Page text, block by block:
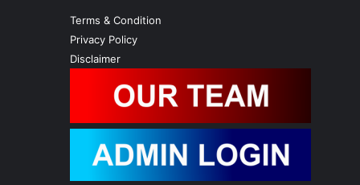
Terms & Condition
Privacy Policy
Disclaimer